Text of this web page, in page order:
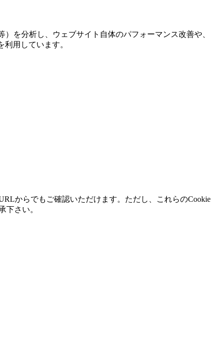
を分析し、ウェブサイト自体のパフォーマンス改善や、
用しています。
からでもご確認いただけます。ただし、これらのCookie
下さい。